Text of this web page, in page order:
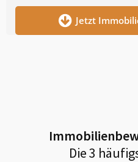
Jetzt
Die 3